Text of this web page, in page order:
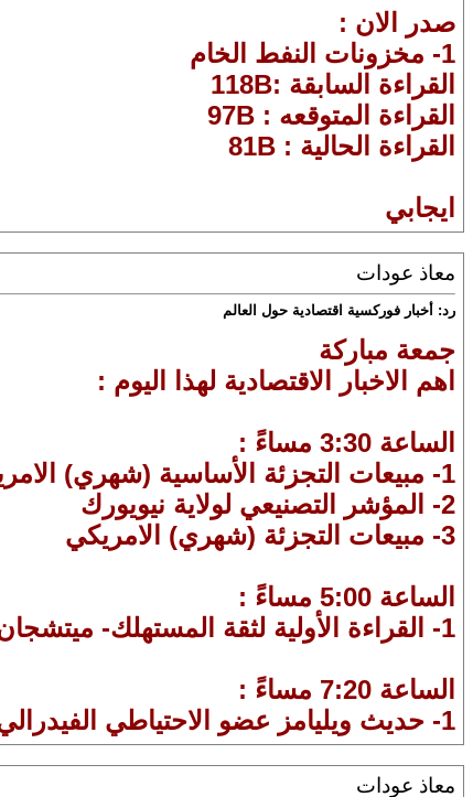
صدر الان :
1- مخزونات النفط الخام
القراءة السابقة :118B
القراءة المتوقعه : 97B
القراءة الحالية : 81B
ايجابي
معاذ عودات
رد: أخبار فوركسية اقتصادية حول العالم
جمعة مباركة
اهم الاخبار الاقتصادية لهذا اليوم :
الساعة 3:30 مساءً :
1- مبيعات التجزئة الأساسية (شهري) الامريكي
2- المؤشر التصنيعي لولاية نيويورك
3- مبيعات التجزئة (شهري) الامريكي
الساعة 5:00 مساءً :
1- القراءة الأولية لثقة المستهلك- ميتشجان
الساعة 7:20 مساءً :
1- حديث ويليامز عضو الاحتياطي الفيدرالي
معاذ عودات